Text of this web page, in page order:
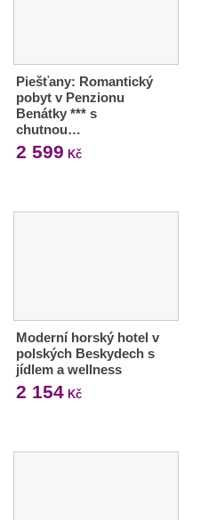
Piešťany: Romantický
pobyt v Penzionu
Benátky *** s
chutnou…
2 599 Kč
Moderní horský hotel v
polských Beskydech s
jídlem a wellness
2 154Kč